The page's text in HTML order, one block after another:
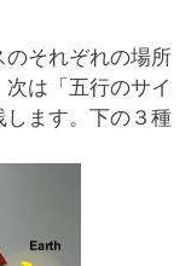
それぞれの場所
は「五行のサイ
します。下の３種